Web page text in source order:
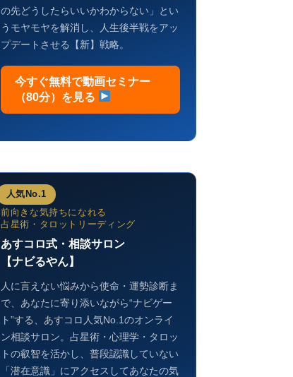
の先どうしたらいいかわからない」とい
うモヤモヤを解消し、人生後半戦をアッ
プデートさせる【新】戦略。
今すぐ無料で動画セミナー
（80分）を見る
人気No.1
前向きな気持ちになれる
占星術・タロットリーディング
あすコロ式・相談サロン
【ナビるやん】
人に言えない悩みから使命・運勢診断ま
で、あなたに寄り添いながら“ナビゲー
ト”する、あすコロ人気No.1のオンライ
ン相談サロン。占星術・心理学・タロッ
トの叡智を活かし、普段認識していない
「潜在意識」にアクセスしてあなたの気